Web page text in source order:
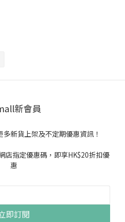
新會員
新貨上架及不定期優惠資訊！
店指定優惠碼，即享HK$20折扣優
惠
即訂閱